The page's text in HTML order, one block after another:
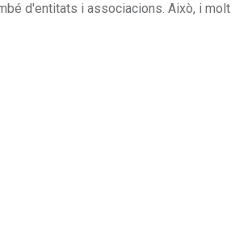
d'entitats i associacions. Això, i molt